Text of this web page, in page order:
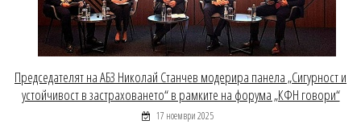
Председателят на АБЗ Николай Станчев модерира панела „Сигурност и
устойчивост в застраховането“ в рамките на форума „КФН говори“
17 ноември 2025